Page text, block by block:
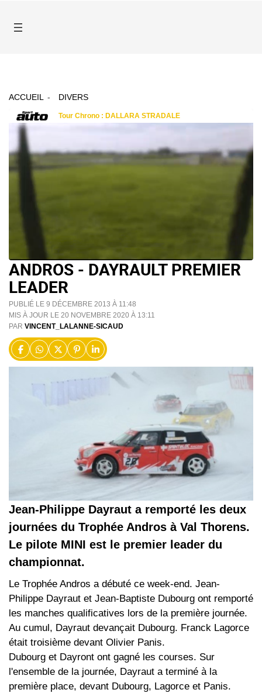
ACCUEIL DIVERS
ANDROS - DAYRAULT PREMIER
LEADER
PUBLIÉ LE 9 DÉCEMBRE 2013 À 11:48
MIS À JOUR LE 20 NOVEMBRE 2020 À 13:11
PAR VINCENT_LALANNE-SICAUD
Jean-Philippe Dayraut a remporté les deux
journées du Trophée Andros à Val Thorens.
Le pilote MINI est le premier leader du
championnat.
Le Trophée Andros a débuté ce week-end. Jean-
Philippe Dayraut et Jean-Baptiste Dubourg ont remporté
les manches qualificatives lors de la première journée.
Au cumul, Dayraut devançait Dubourg. Franck Lagorce
était troisième devant Olivier Panis.
Dubourg et Dayront ont gagné les courses. Sur
l'ensemble de la journée, Dayraut a terminé à la
première place, devant Dubourg, Lagorce et Panis.